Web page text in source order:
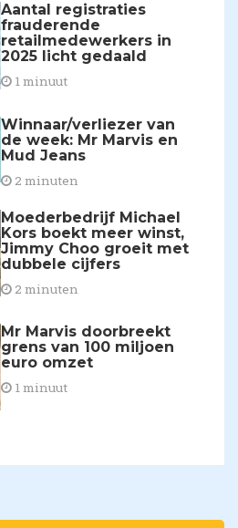
Aantal registraties
frauderende
retailmedewerkers in
2025 licht gedaald
1 minuut
Winnaar/verliezer van
de week: Mr Marvis en
Mud Jeans
2 minuten
Moederbedrijf Michael
Kors boekt meer winst,
Jimmy Choo groeit met
dubbele cijfers
2 minuten
Mr Marvis doorbreekt
grens van 100 miljoen
euro omzet
1 minuut